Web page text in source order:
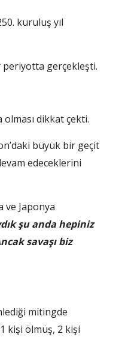
kuruluş yıl
periyotta gerçekleşti.
dikkat çekti.
büyük bir geçit
edeceklerini
ve Japonya
şu anda hepiniz
savaşı biz
mitingde
kişi ölmüş, 2 kişi